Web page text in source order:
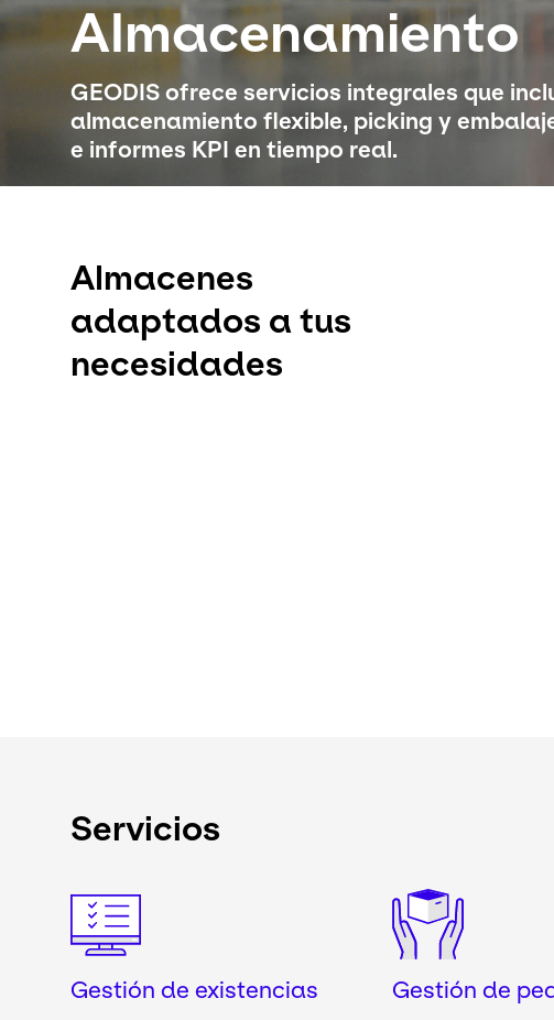
Almacenamiento
GEODIS ofrece servicios integrales que
almacenamiento flexible, picking y
e informes KPI en tiempo real.
Almacenes
adaptados a tus
necesidades
Servicios
Keepeek
Gestión de existencias
Keepeek
Gestión de